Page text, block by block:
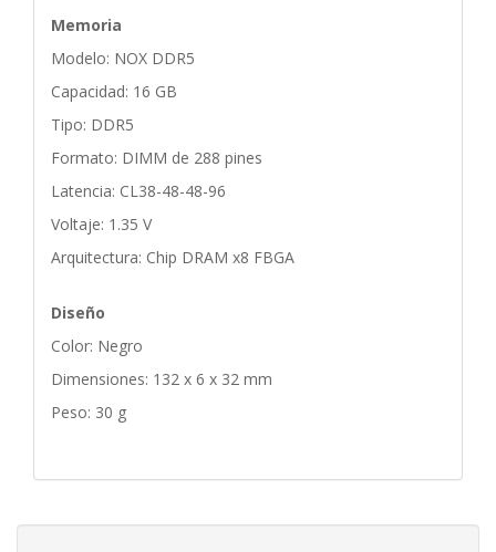
Memoria
Modelo: NOX DDR5
Capacidad: 16 GB
Tipo: DDR5
Formato: DIMM de 288 pines
Latencia: CL38-48-48-96
Voltaje: 1.35 V
Arquitectura: Chip DRAM x8 FBGA
Diseño
Color: Negro
Dimensiones: 132 x 6 x 32 mm
Peso: 30 g